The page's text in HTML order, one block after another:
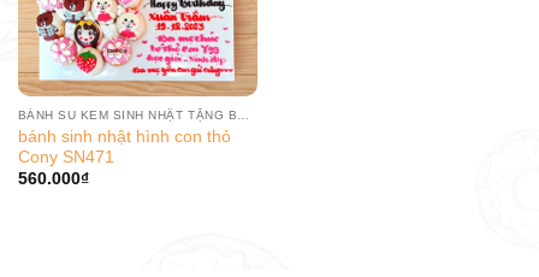
bánh sinh nhật hình con thỏ
Cony SN471
560.000₫